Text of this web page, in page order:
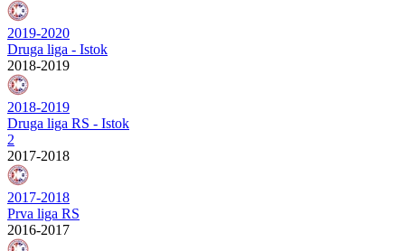
2019-2020
Druga liga - Istok
2018-2019
2018-2019
Druga liga RS - Istok
2
2017-2018
2017-2018
Prva liga RS
2016-2017